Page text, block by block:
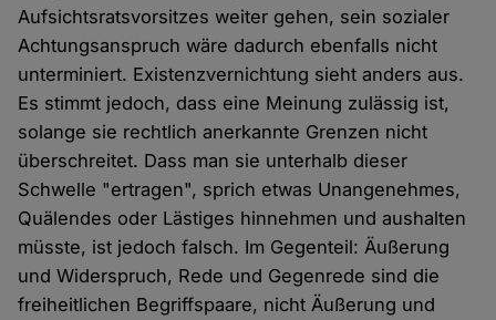
Aufsichtsratsvorsitzes weiter gehen, sein sozialer
Achtungsanspruch wäre dadurch ebenfalls nicht
unterminiert. Existenzvernichtung sieht anders aus.
Es stimmt jedoch, dass eine Meinung zulässig ist,
solange sie rechtlich anerkannte Grenzen nicht
überschreitet. Dass man sie unterhalb dieser
Schwelle "ertragen", sprich etwas Unangenehmes,
Quälendes oder Lästiges hinnehmen und aushalten
müsste, ist jedoch falsch. Im Gegenteil: Äußerung
und Widerspruch, Rede und Gegenrede sind die
freiheitlichen Begriffspaare, nicht Äußerung und